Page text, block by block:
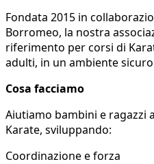
Fondata 2015 in
Borromeo, la nostra
riferimento per corsi di
adulti, in un ambiente
Cosa facciamo
Aiutiamo bambini e ragazzi
Karate, sviluppando:
Coordinazione e forza